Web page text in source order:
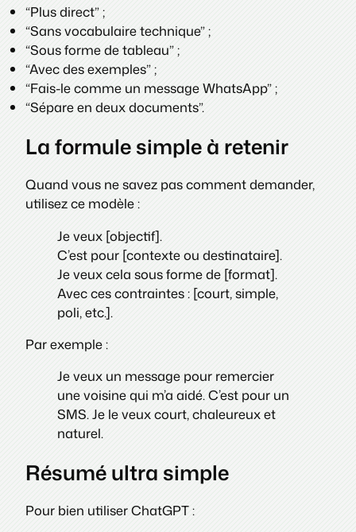
“Plus direct” ;
“Sans vocabulaire technique” ;
“Sous forme de tableau” ;
“Avec des exemples” ;
“Fais-le comme un message WhatsApp” ;
“Sépare en deux documents”.
La formule simple à retenir
Quand vous ne savez pas comment demander,
utilisez ce modèle :
Je veux [objectif].
C’est pour [contexte ou destinataire].
Je veux cela sous forme de [format].
Avec ces contraintes : [court, simple,
poli, etc.].
Par exemple :
Je veux un message pour remercier
une voisine qui m’a aidé. C’est pour un
SMS. Je le veux court, chaleureux et
naturel.
Résumé ultra simple
Pour bien utiliser ChatGPT :